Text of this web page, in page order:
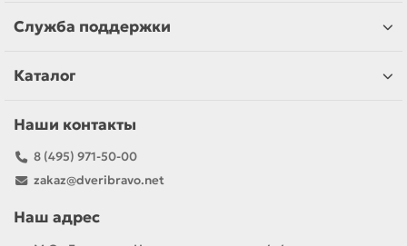
Служба поддержки
Каталог
Наши контакты
8 (495) 971-50-00
zakaz@dveribravo.net
Наш адрес